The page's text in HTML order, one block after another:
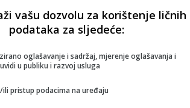
vašu dozvolu za korištenje ličnih
podataka za sljedeće:
oglašavanje i sadržaj, mjerenje oglašavanja i
u publiku i razvoj usluga
ili pristup podacima na uređaju